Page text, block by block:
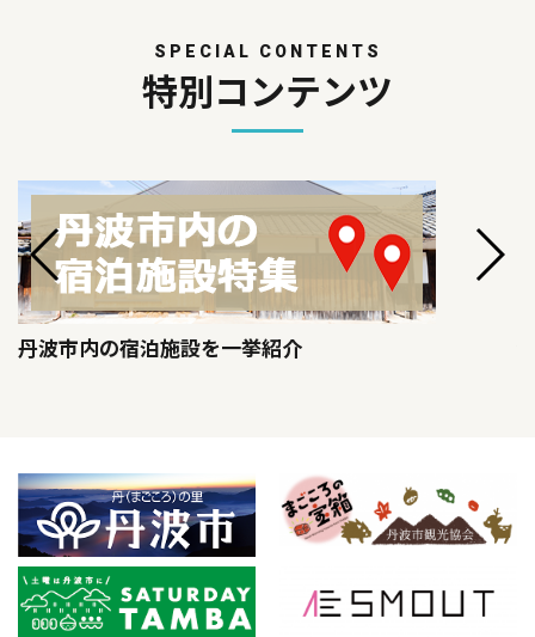
SPECIAL CONTENTS
特別コンテンツ
丹波市内の宿泊施設を一挙紹介